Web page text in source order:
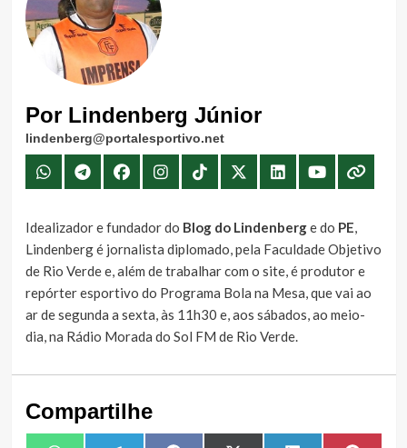
Por Lindenberg Júnior
lindenberg@portalesportivo.net
Idealizador e fundador do Blog do Lindenberge do PE,
Lindenberg é jornalista diplomado, pela Faculdade Objetivo
de Rio Verde e, além de trabalhar com o site, é produtor e
repórter esportivo do Programa Bola na Mesa, que vai ao
ar de segunda a sexta, às 11h30 e, aos sábados, ao meio-
dia, na Rádio Morada do Sol FM de Rio Verde.
Compartilhe